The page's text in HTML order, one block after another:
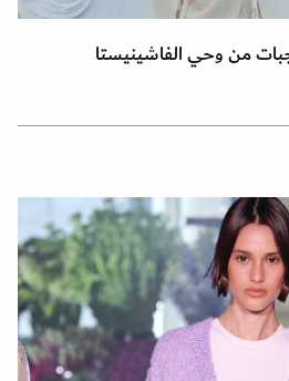
من وحي الفاشينيستا